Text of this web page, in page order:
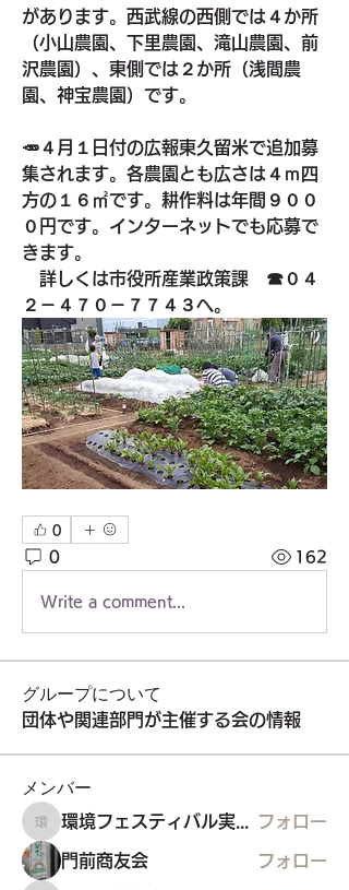
があります。西武線の西側では４か所
（小山農園、下里農園、滝山農園、前
沢農園）、東側では２か所（浅間農
園、神宝農園）です。
🥕４月１日付の広報東久留米で追加募
集されます。各農園とも広さは４ｍ四
方の１６㎡です。耕作料は年間９００
０円です。インターネットでも応募で
きます。
詳しくは市役所産業政策課　☎０４
２－４７０－７７４３へ。
0
0 162
Write a comment...
グループについて
団体や関連部門が主催する会の情報
メンバー
環境フェスティバル実行委員会
フォロー
門前商友会 フォロー